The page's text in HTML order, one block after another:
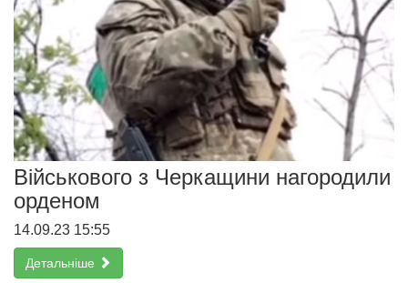
Військового з Черкащини нагородили
орденом
14.09.23 15:55
Детальніше